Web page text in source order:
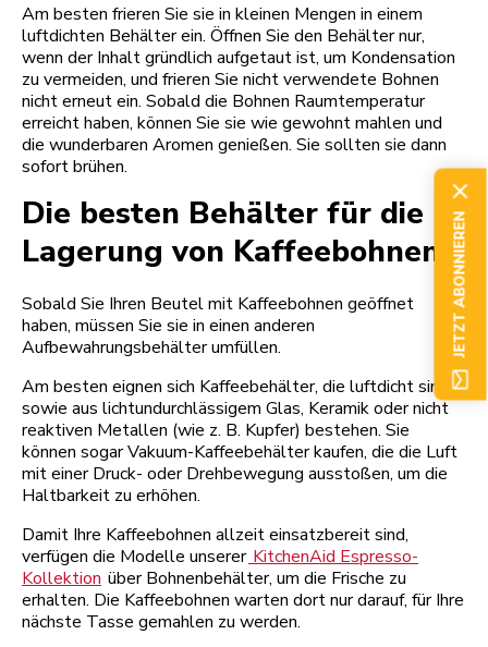
Am besten frieren Sie sie in kleinen Mengen in einem
luftdichten Behälter ein. Öffnen Sie den Behälter nur,
wenn der Inhalt gründlich aufgetaut ist, um Kondensation
zu vermeiden, und frieren Sie nicht verwendete Bohnen
nicht erneut ein. Sobald die Bohnen Raumtemperatur
erreicht haben, können Sie sie wie gewohnt mahlen und
die wunderbaren Aromen genießen. Sie sollten sie dann
sofort brühen.
Die besten Behälter für die
Lagerung von Kaffeebohnen
Sobald Sie Ihren Beutel mit Kaffeebohnen geöffnet
haben, müssen Sie sie in einen anderen
Aufbewahrungsbehälter umfüllen.
Am besten eignen sich Kaffeebehälter, die luftdicht sind
sowie aus lichtundurchlässigem Glas, Keramik oder nicht
reaktiven Metallen (wie z. B. Kupfer) bestehen. Sie
können sogar Vakuum-Kaffeebehälter kaufen, die die Luft
mit einer Druck- oder Drehbewegung ausstoßen, um die
Haltbarkeit zu erhöhen.
Damit Ihre Kaffeebohnen allzeit einsatzbereit sind,
verfügen die Modelle unserer KitchenAid Espresso-
Kollektion über Bohnenbehälter, um die Frische zu
erhalten. Die Kaffeebohnen warten dort nur darauf, für Ihre
nächste Tasse gemahlen zu werden.
JETZT ABONNIEREN